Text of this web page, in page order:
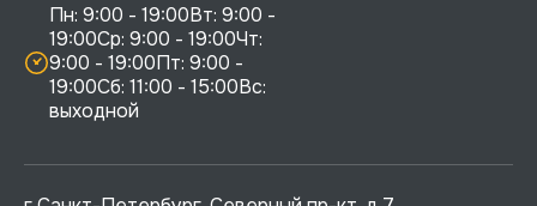
Пн: 9:00 - 19:00Вт: 9:00 -
19:00Ср: 9:00 - 19:00Чт:
9:00 - 19:00Пт: 9:00 -
19:00Сб: 11:00 - 15:00Вс:
выходной